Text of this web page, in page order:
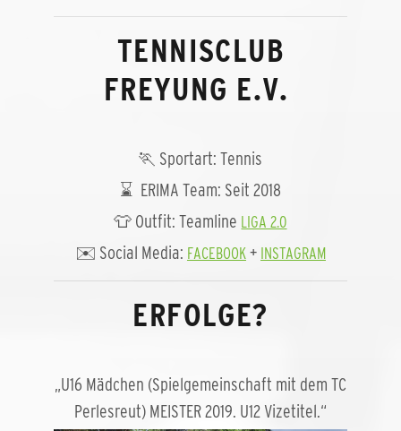
TENNISCLUB
FREYUNG E.V.
🏃 Sportart: Tennis
⌛ ERIMA Team: Seit 2018
👕 Outfit: Teamline LIGA 2.0
✉️ Social Media: FACEBOOK+ INSTAGRAM
ERFOLGE?
„U16 Mädchen (Spielgemeinschaft mit dem TC
Perlesreut) MEISTER 2019. U12 Vizetitel.“